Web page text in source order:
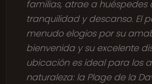
familias, atrae a huéspedes
tranquilidad y descanso. El
menudo elogios por su
bienvenida y su excelente
ubicación es ideal para los
naturaleza: la Plage de la